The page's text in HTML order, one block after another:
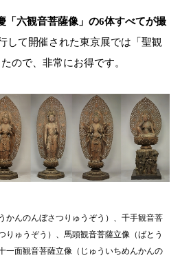
「六観音菩薩像」の6体すべてが撮
して開催された東京展では「聖観
ので、非常にお得です。
んのんぼさつりゅうぞう）、千手観音菩
りゅうぞう）、馬頭観音菩薩立像（ばとう
一面観音菩薩立像（じゅういちめんかんの